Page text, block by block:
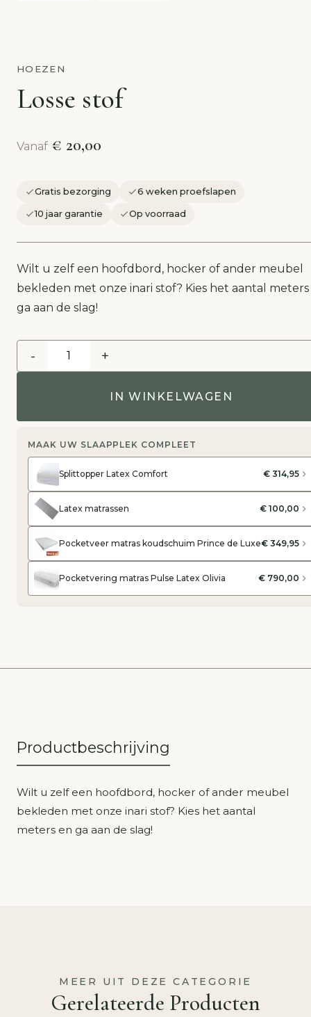
HOEZEN
Losse stof
Vanaf € 20,00
Gratis bezorging 6 weken proefslapen
10 jaar garantie Op voorraad
Wilt u zelf een hoofdbord, hocker of ander meubel
bekleden met onze inari stof? Kies het aantal
ga aan de slag!
- +
IN WINKELWAGEN
MAAK UW SLAAPPLEK COMPLEET
Splittopper Latex Comfort € 314,95
Latex matrassen € 100,00
Pocketveer matras koudschuim Prince de Luxe€ 349,95
Pocketvering matras Pulse Latex Olivia € 790,00
Productbeschrijving
Wilt u zelf een hoofdbord, hocker of ander meubel
bekleden met onze inari stof? Kies het aantal
meters en ga aan de slag!
MEER UIT DEZE CATEGORIE
Gerelateerde Producten